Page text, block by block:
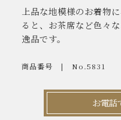
上品な地模様のお着物
ると、お茶席など色々
逸品です。
商品番号 No.5831
お電話